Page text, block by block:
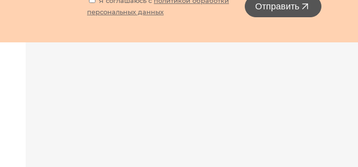
персональных данных
Отправить